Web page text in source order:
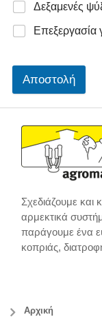
Δεξαμενές
Επεξεργασία
Αποστολή
Σχεδιάζουμε και
αρμεκτικά
παράγουμε ένα
κοπριάς,
Αρχική